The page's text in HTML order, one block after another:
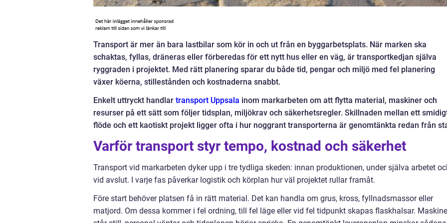
Transport är mer än bara lastbilar som kör in och ut från en byggarbetsplats. När marken ska
schaktas, fyllas, dräneras eller förberedas för ett nytt hus eller en väg, är transportkedjan själva
ryggraden i projektet. Med rätt planering sparar du både tid, pengar och miljö med fel planering
växer köerna, stillestånden och kostnaderna snabbt.
Enkelt uttryckt handlar transport Uppsala inom markarbeten om att flytta material, maskiner och
resurser på ett sätt som följer tidsplan, miljökrav och säkerhetsregler. Skillnaden mellan ett
flöde och ett kaotiskt projekt ligger ofta i hur noggrant transporterna är genomtänkta redan från
Varför transport styr tempo, kostnad och säkerhet
Transport vid markarbeten dyker upp i tre tydliga skeden: innan produktionen, under själva arbetet
vid avslut. I varje fas påverkar logistik och körplan hur väl projektet rullar framåt.
Före start behöver platsen få in rätt material. Det kan handla om grus, kross, fyllnadsmassor eller
matjord. Om dessa kommer i fel ordning, till fel läge eller vid fel tidpunkt skapas flaskhalsar.